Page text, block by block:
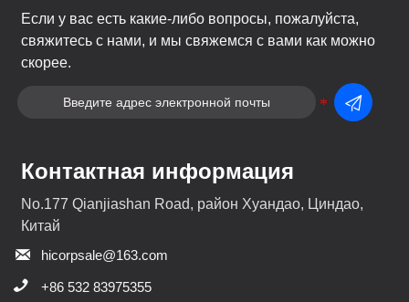
Если у вас есть какие-либо вопросы, пожалуйста,
свяжитесь с нами, и мы свяжемся с вами как можно
скорее.

Контактная информация
No.177 Qianjiashan Road, район Хуандао, Циндао,
Китай
 hicorpsale@163.com
 +86 532 83975355